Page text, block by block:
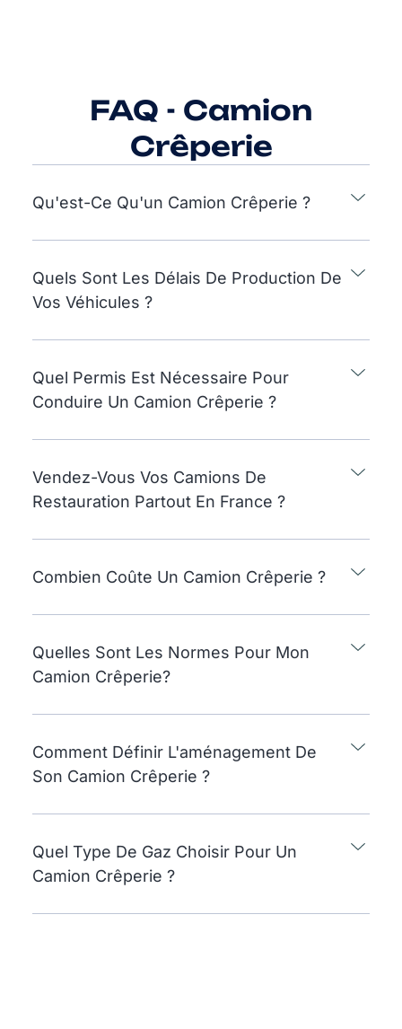
FAQ - Camion
Crêperie
Qu'est-Ce Qu'un Camion Crêperie ?
Quels Sont Les Délais De Production De
Vos Véhicules ?
Quel Permis Est Nécessaire Pour
Conduire Un Camion Crêperie ?
Vendez-Vous Vos Camions De
Restauration Partout En France ?
Combien Coûte Un Camion Crêperie ?
Quelles Sont Les Normes Pour Mon
Camion Crêperie?
Comment Définir L'aménagement De
Son Camion Crêperie ?
Quel Type De Gaz Choisir Pour Un
Camion Crêperie ?